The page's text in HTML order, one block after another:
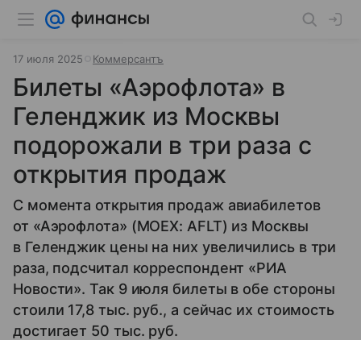
17 июля 2025 Коммерсантъ
Билеты «Аэрофлота» в
Геленджик из Москвы
подорожали в три раза с
открытия продаж
С момента открытия продаж авиабилетов
от «Аэрофлота» (MOEX: AFLT) из Москвы
в Геленджик цены на них увеличились в три
раза, подсчитал корреспондент «РИА
Новости». Так 9 июля билеты в обе стороны
стоили 17,8 тыс. руб., а сейчас их стоимость
достигает 50 тыс. руб.